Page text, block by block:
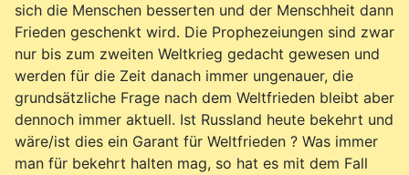
sich die Menschen besserten und der Menschheit dann
Frieden geschenkt wird. Die Prophezeiungen sind zwar
nur bis zum zweiten Weltkrieg gedacht gewesen und
werden für die Zeit danach immer ungenauer, die
grundsätzliche Frage nach dem Weltfrieden bleibt aber
dennoch immer aktuell. Ist Russland heute bekehrt und
wäre/ist dies ein Garant für Weltfrieden ? Was immer
man für bekehrt halten mag, so hat es mit dem Fall